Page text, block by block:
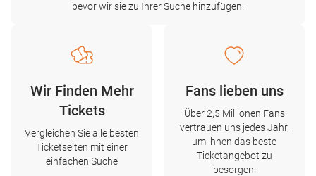
bevor wir sie zu Ihrer Suche hinzufügen.
Wir Finden Mehr
Tickets
Vergleichen Sie alle besten
Ticketseiten mit einer
einfachen Suche
Fans lieben uns
Über 2,5 Millionen Fans
vertrauen uns jedes Jahr,
um ihnen das beste
Ticketangebot zu
besorgen.